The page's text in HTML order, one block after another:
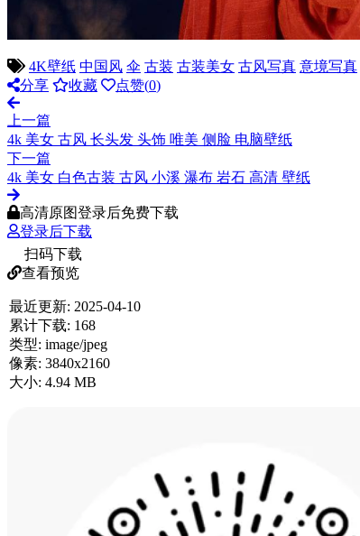
4K壁纸 中国风 伞 古装 古装美女 古风写真 意境写真
分享
收藏 点赞(0)
上一篇
4k 美女 古风 长头发 头饰 唯美 侧脸 电脑壁纸
下一篇
4k 美女 白色古装 古风 小溪 瀑布 岩石 高清 壁纸
高清原图登录后免费下载
登录后下载
扫码下载
查看预览
最近更新: 2025-04-10
累计下载: 168
类型: image/jpeg
像素: 3840x2160
大小: 4.94 MB